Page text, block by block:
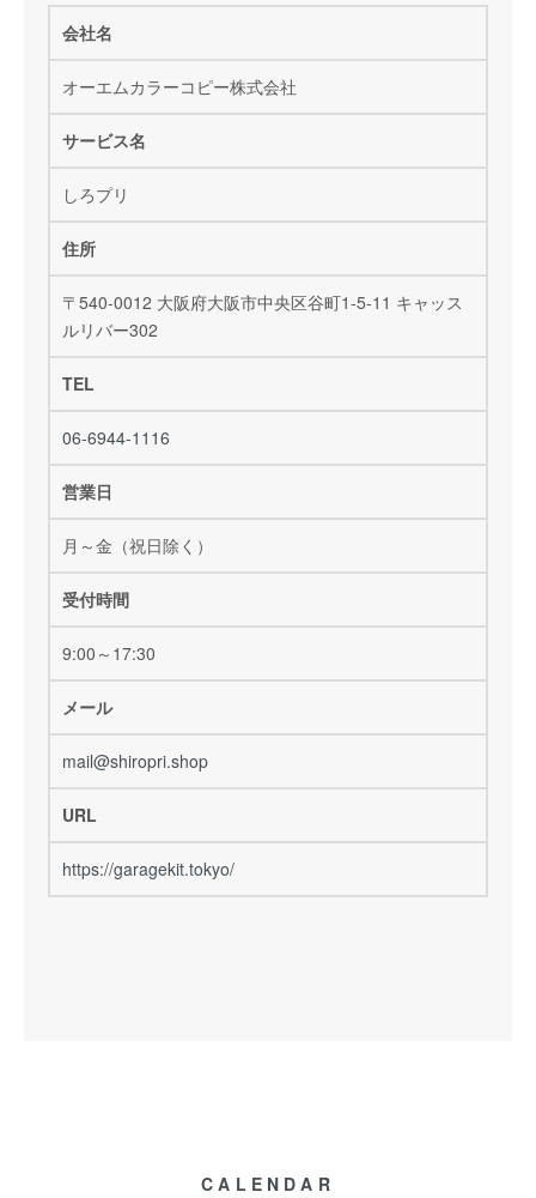
会社名
オーエムカラーコピー株式会社
サービス名
しろプリ
住所
〒540-0012 大阪府大阪市中央区谷町1-5-11 キャッス
ルリバー302
TEL
06-6944-1116
営業日
月～金（祝日除く）
受付時間
9:00～17:30
メール
mail@shiropri.shop
URL
https://garagekit.tokyo/
CALENDAR